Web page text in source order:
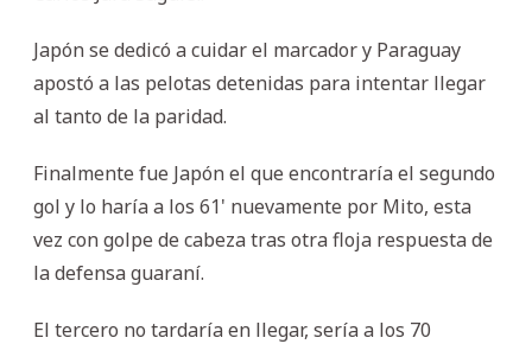
Japón se dedicó a cuidar el marcador y Paraguay
apostó a las pelotas detenidas para intentar llegar
al tanto de la paridad.
Finalmente fue Japón el que encontraría el segundo
gol y lo haría a los 61' nuevamente por Mito, esta
vez con golpe de cabeza tras otra floja respuesta de
la defensa guaraní.
El tercero no tardaría en llegar, sería a los 70